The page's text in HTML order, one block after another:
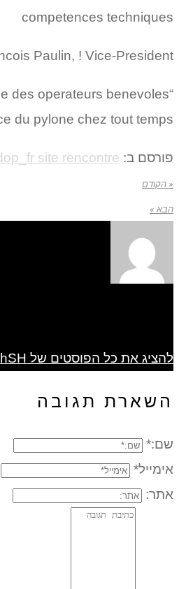
competences techniques
Paulin, ! Vice-President
des operateurs benevoles
du pylone chez tout temps
פורסם ב: site rencontre
« הקודם
הבא »
להציג את כל הפוסטים של zB3i6gbWmhSH
השארת תגובה
שם:*
אימייל*
אתר: